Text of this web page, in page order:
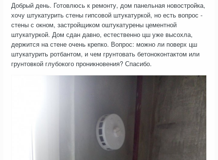
Добрый день. Готовлюсь к ремонту, дом панельная новостройка,
хочу штукатурить стены гипсовой штукатуркой, но есть вопрос -
стены с окном, застройщиком оштукатурены цементной
штукатуркой. Дом сдан давно, естественно цш уже высохла,
держится на стене очень крепко. Вопрос: можно ли поверх цш
штукатурить ротбантом, и чем грунтовать бетоноконтактом или
грунтовкой глубокого проникновения? Спасибо.